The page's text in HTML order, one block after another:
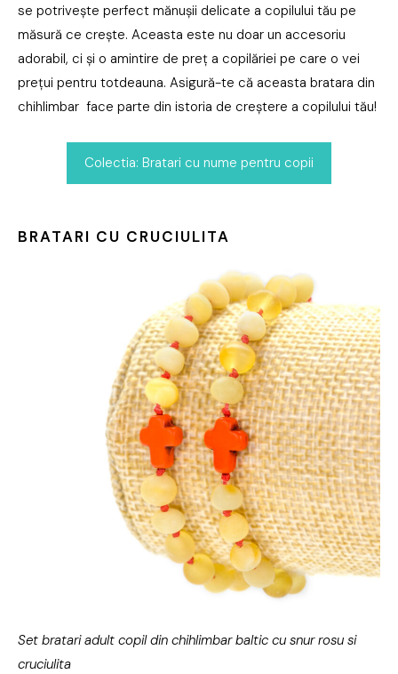
se potrivește perfect mănușii delicate a copilului tău pe
măsură ce crește. Aceasta este nu doar un accesoriu
adorabil, ci și o amintire de preț a copilăriei pe care o vei
prețui pentru totdeauna. Asigură-te că aceasta bratara din
chihlimbar face parte din istoria de creștere a copilului tău!
Colectia: Bratari cu nume pentru copii
BRATARI CU CRUCIULITA
Set bratari adult copil din chihlimbar baltic cu snur rosu si
cruciulita